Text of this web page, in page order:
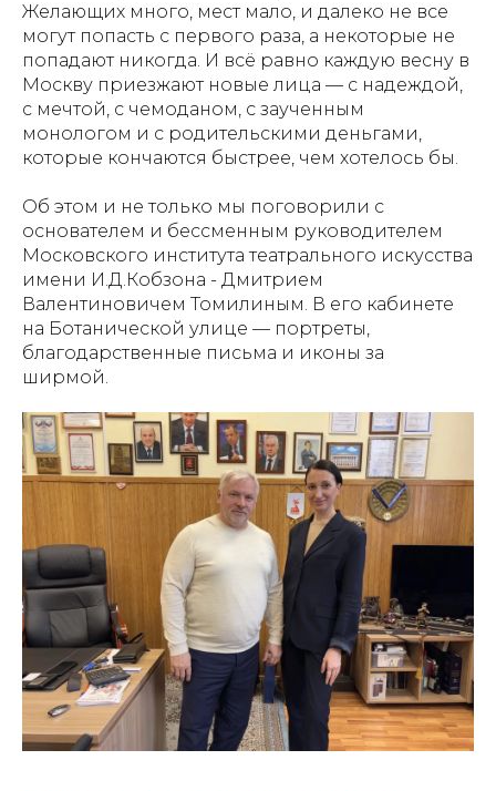
Желающих много, мест мало, и далеко не все
могут попасть с первого раза, а некоторые не
попадают никогда. И всё равно каждую весну в
Москву приезжают новые лица — с надеждой,
с мечтой, с чемоданом, с заученным
монологом и с родительскими деньгами,
которые кончаются быстрее, чем хотелось бы.
Об этом и не только мы поговорили с
основателем и бессменным руководителем
Московского института театрального искусства
имени И.Д.Кобзона - Дмитрием
Валентиновичем Томилиным. В его кабинете
на Ботанической улице — портреты,
благодарственные письма и иконы за
ширмой.